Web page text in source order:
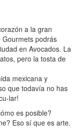
a la gran
podrás
en Avocados. La
pero la tosta de
mexicana y
que todavía no has
lar!
es posible?
Eso sí que es arte.